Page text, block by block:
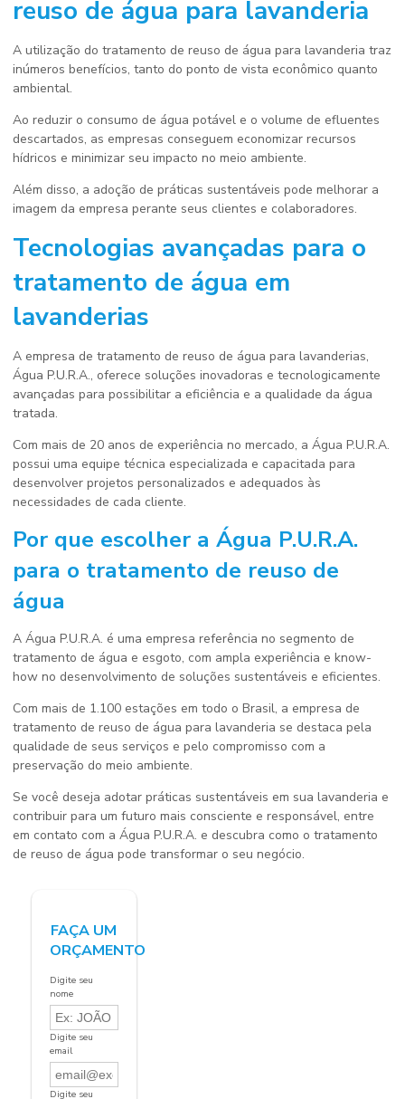
reuso de água para lavanderia
A utilização do tratamento de reuso de água para lavanderia traz
inúmeros benefícios, tanto do ponto de vista econômico quanto
ambiental.
Ao reduzir o consumo de água potável e o volume de efluentes
descartados, as empresas conseguem economizar recursos
hídricos e minimizar seu impacto no meio ambiente.
Além disso, a adoção de práticas sustentáveis pode melhorar a
imagem da empresa perante seus clientes e colaboradores.
Tecnologias avançadas para o
tratamento de água em
lavanderias
A empresa de tratamento de reuso de água para lavanderias,
Água P.U.R.A., oferece soluções inovadoras e tecnologicamente
avançadas para possibilitar a eficiência e a qualidade da água
tratada.
Com mais de 20 anos de experiência no mercado, a Água P.U.R.A.
possui uma equipe técnica especializada e capacitada para
desenvolver projetos personalizados e adequados às
necessidades de cada cliente.
Por que escolher a Água P.U.R.A.
para o tratamento de reuso de
água
A Água P.U.R.A. é uma empresa referência no segmento de
tratamento de água e esgoto, com ampla experiência e know-
how no desenvolvimento de soluções sustentáveis e eficientes.
Com mais de 1.100 estações em todo o Brasil, a empresa de
tratamento de reuso de água para lavanderia se destaca pela
qualidade de seus serviços e pelo compromisso com a
preservação do meio ambiente.
Se você deseja adotar práticas sustentáveis em sua lavanderia e
contribuir para um futuro mais consciente e responsável, entre
em contato com a Água P.U.R.A. e descubra como o tratamento
de reuso de água pode transformar o seu negócio.
FAÇA UM
ORÇAMENTO
Digite seu
nome
Digite seu
email
Digite seu